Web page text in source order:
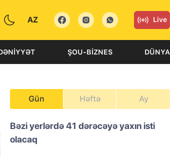
AZ Live
ŞOU-BIZNES DÜNYA
Gün Həftə Ay
Bəzi yerlərdə 41 dərəcəyə yaxın isti
olacaq